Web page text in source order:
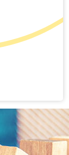
SUR-